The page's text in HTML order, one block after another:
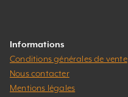
Informations
Conditions générales de vente
Nous contacter
Mentions légales